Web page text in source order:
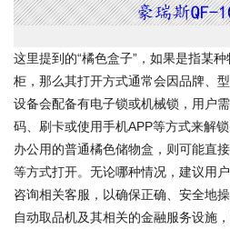
这里提到的“橘色盒子”，如果是指某
柜，那么其打开方式通常会因品牌、
设备会配备有电子锁或机械锁，用户
码、刷卡或使用手机APP等方式来解
办公用的普通橘色储物盒，则可能直
等方式打开。无论哪种情况，建议用
咨询相关客服，以确保正确、安全地操
自动取品机及其相关的金融服务设施